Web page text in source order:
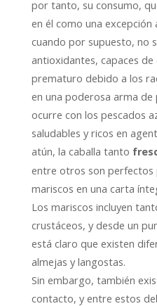
por tanto, su consumo,
en él como una excepción
cuando por supuesto, no
antioxidantes, capaces
prematuro debido a los
en una poderosa arma de
ocurre con los pescados
saludables y ricos en
atún, la caballa tanto
entre otros son perfectos
mariscos en una carta
Los mariscos incluyen
crustáceos, y desde un
está claro que existen
almejas y langostas.
Sin embargo, también
contacto, y entre estos